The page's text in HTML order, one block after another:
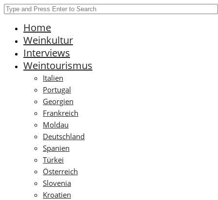
Home
Weinkultur
Interviews
Weintourismus
Italien
Portugal
Georgien
Frankreich
Moldau
Deutschland
Spanien
Türkei
Österreich
Slovenia
Kroatien